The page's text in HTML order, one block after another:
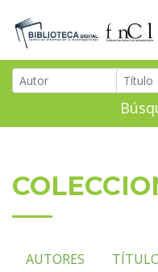
AUTORES